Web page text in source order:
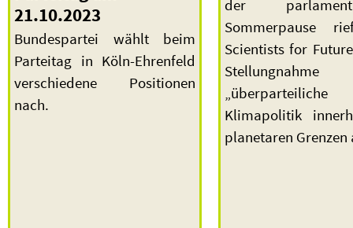
21.10.2023
Bundespartei wählt beim
Parteitag in Köln-Ehrenfeld
verschiedene Positionen
nach.
der
Sommerpause
Scientists for
„überparteiliche
Klimapolitik
planetaren Grenzen